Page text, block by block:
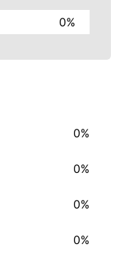
0%
0%
0%
0%
0%